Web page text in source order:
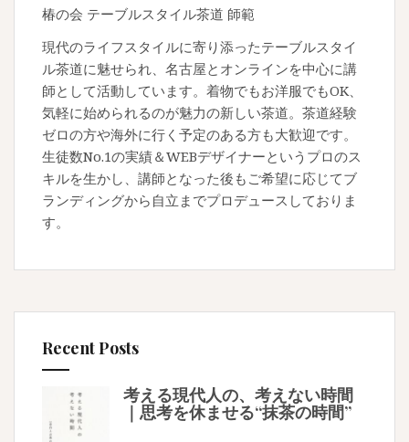
椿の会 テーブルスタイル茶道 師範
現代のライフスタイルに寄り添ったテーブルスタイ
ル茶道に魅せられ、名古屋とオンラインを中心に講
師として活動しています。着物でもお洋服でもOK、
気軽に始められるのが魅力の新しい茶道。茶道経験
ゼロの方や海外に行く予定のある方も大歓迎です。
生徒数No.1の実績＆WEBデザイナーというプロのス
キルを生かし、講師となった後もご希望に応じてブ
ランディングから自立までプロデュースしておりま
す。
Recent Posts
考える現代人の、考えない時間
｜思考を休ませる“抹茶の時間”